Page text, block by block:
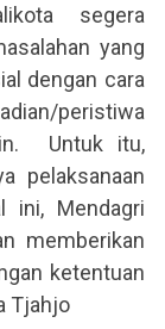
segera
yang
dengan cara
peristiwa
Untuk itu,
pelaksanaan
ini, Mendagri
memberikan
ketentuan
Tjahjo